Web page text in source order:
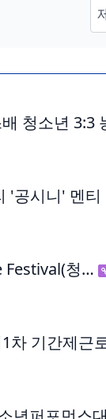
청소년 3:3
'공시니' 멘티
Festival(청…
차 기간제근